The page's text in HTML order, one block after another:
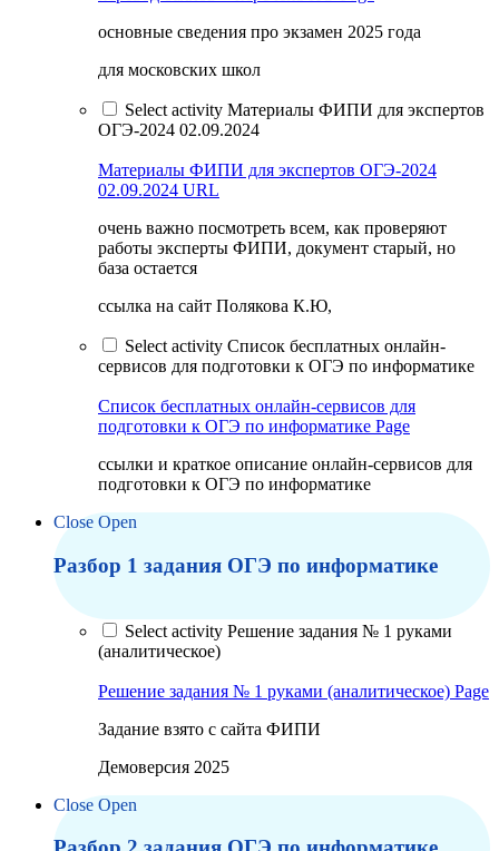
основные сведения про экзамен 2025 года
для московских школ
Select activity Материалы ФИПИ для экспертов
ОГЭ-2024 02.09.2024
Материалы ФИПИ для экспертов ОГЭ-2024
02.09.2024 URL
очень важно посмотреть всем, как проверяют
работы эксперты ФИПИ, документ старый, но
база остается
ссылка на сайт Полякова К.Ю,
Select activity Список бесплатных онлайн-
сервисов для подготовки к ОГЭ по информатике
Список бесплатных онлайн-сервисов для
подготовки к ОГЭ по информатике Page
ссылки и краткое описание онлайн-сервисов для
подготовки к ОГЭ по информатике
Close Open
Разбор 1 задания ОГЭ по информатике
Select activity Решение задания № 1 руками
(аналитическое)
Решение задания № 1 руками (аналитическое) Page
Задание взято с сайта ФИПИ
Демоверсия 2025
Close Open